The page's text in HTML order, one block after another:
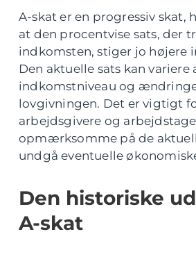
A-skat er en progressiv skat,
at den procentvise sats, der
indkomsten, stiger jo højere
Den aktuelle sats kan
indkomstniveau og
lovgivningen. Det er vigtigt
arbejdsgivere og
opmærksomme på de
undgå eventuelle
Den historiske
A-skat